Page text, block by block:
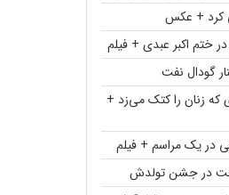
کرد + عکس
ختم اکبر عبدی + فیلم
گودال نفت
که زنان را کتک می‌زد +
در یک مراسم + فیلم
در جشن تولدش